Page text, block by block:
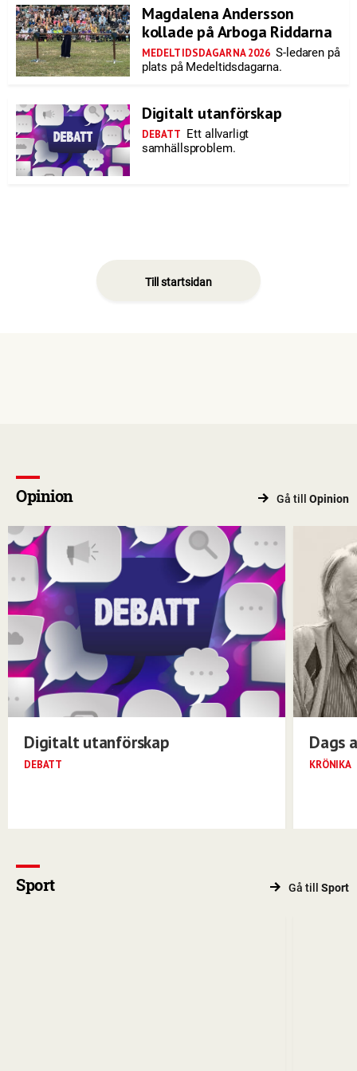
Magdalena Andersson
kollade på Arboga Riddarna
MEDELTIDSDAGARNA 2026 S-ledaren på
plats på Medeltidsdagarna.
Digitalt utanförskap
DEBATT Ett allvarligt
samhällsproblem.
Till startsidan
Opinion Gå till Opinion
Digitalt utanförskap
DEBATT
Dags
KRÖNIKA
Sport Gå till Sport